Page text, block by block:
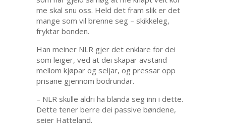
me skal snu oss. Held det fram slik er det
mange som vil brenne seg – skikkeleg,
fryktar bonden.
Han meiner NLR gjer det enklare for dei
som leiger, ved at dei skapar avstand
mellom kjøpar og seljar, og pressar opp
prisane gjennom bodrundar.
– NLR skulle aldri ha blanda seg inn i dette.
Dette tener berre dei passive bøndene,
seier Hatteland.